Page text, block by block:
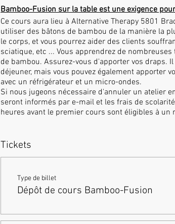
Bamboo-Fusion sur la table est une exigence
Ce cours aura lieu à Alternative Therapy 5801
utiliser des bâtons de bambou de la manière la
le corps, et vous pourrez aider des clients
sciatique, etc ... Vous apprendrez de
de bambou. Assurez-vous d'apporter vos draps.
déjeuner, mais vous pouvez également apporter
avec un réfrigérateur et un micro-ondes.
Si nous jugeons nécessaire d'annuler un atelier
seront informés par e-mail et les frais de
heures avant le premier cours sont éligibles à
toujours à ce que les informations personnelles
Tickets
Type de billet
Dépôt de cours Bamboo-Fusion